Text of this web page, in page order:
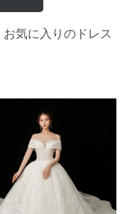
気に入りのドレス